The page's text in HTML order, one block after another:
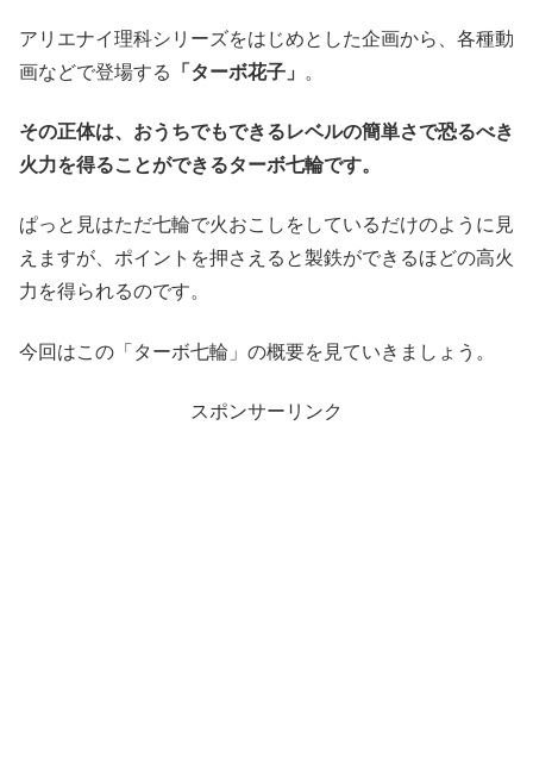
アリエナイ理科シリーズをはじめとした企画から、各種動
画などで登場する
「ターボ花子」 。
その正体は、おうちでもできるレベルの簡単さで恐るべき
火力を得ることができるターボ七輪です。
ぱっと見はただ七輪で火おこしをしているだけのように見
えますが、ポイントを押さえると製鉄ができるほどの高火
力を得られるのです。
今回はこの「ターボ七輪」の概要を見ていきましょう。
スポンサーリンク